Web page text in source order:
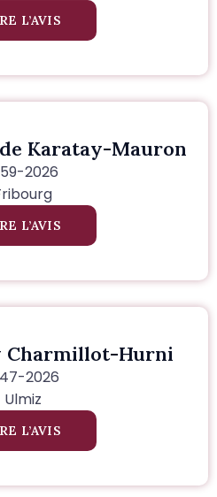
L’AVIS
Karatay-Mauron
2026
L’AVIS
Charmillot-Hurni
2026
Ulmiz
L’AVIS